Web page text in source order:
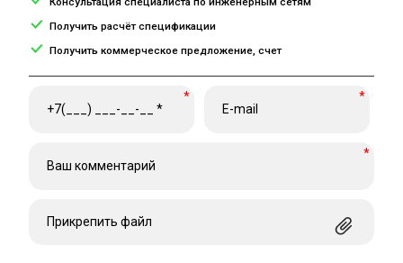
Получить расчёт спецификации
Получить коммерческое предложение, счет
* *
*
Прикрепить файл